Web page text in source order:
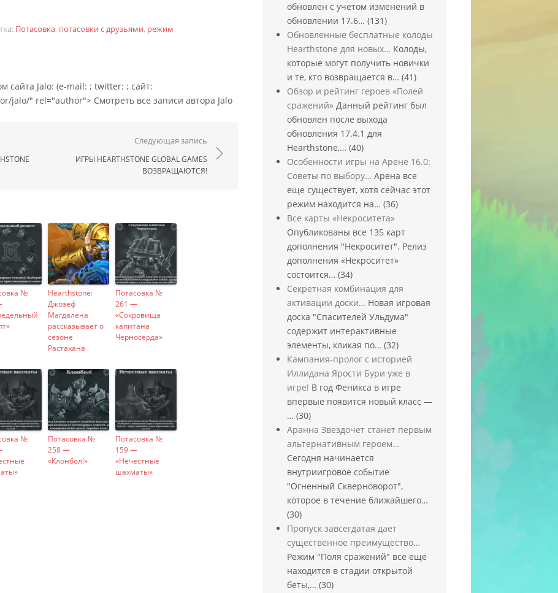
Потасовка, потасовки с друзьями, режим
сайта Jalo: (e-mail: ; twitter: ; сайт:
jalo/" rel="author"> Смотреть все записи автора Jalo
Следующая запись
ИГРЫ HEARTHSTONE GLOBAL GAMES
ВОЗВРАЩАЮТСЯ!
№
Hearthstone:
Джозеф
Магдалена
рассказывает о
сезоне
Растахана
Потасовка №
261 —
«Сокровища
капитана
Черносерда»
№
Потасовка №
258 —
«Клонбол!»
Потасовка №
159 —
«Нечестные
шахматы»
обновлен с учетом изменений в
обновлении 17.6… (131)
Обновленные бесплатные колоды
Hearthstone для новых… Колоды,
которые могут получить новички
и те, кто возвращается в… (41)
Обзор и рейтинг героев «Полей
сражений» Данный рейтинг был
обновлен после выхода
обновления 17.4.1 для
Hearthstone,… (40)
Особенности игры на Арене 16.0:
Советы по выбору… Арена все
еще существует, хотя сейчас этот
режим находится на… (36)
Все карты «Некроситета»
Опубликованы все 135 карт
дополнения "Некроситет". Релиз
дополнения «Некроситет»
состоится… (34)
Секретная комбинация для
активации доски… Новая игровая
доска "Спасителей Ульдума"
содержит интерактивные
элементы, кликая по… (32)
Кампания-пролог с историей
Иллидана Ярости Бури уже в
игре! В год Феникса в игре
впервые появится новый класс —
… (30)
Аранна Звездочет станет первым
альтернативным героем…
Сегодня начинается
внутриигровое событие
"Огненный Скверноворот",
которое в течение ближайшего…
(30)
Пропуск завсегдатая дает
существенное преимущество…
Режим "Поля сражений" все еще
находится в стадии открытой
беты,… (30)